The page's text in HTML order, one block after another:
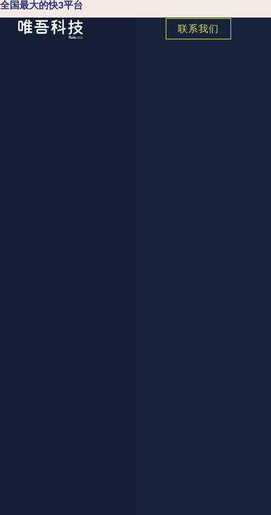
全国最大的快3平台
联系我们